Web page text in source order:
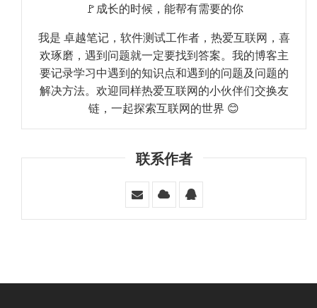
🚩成长的时候，能帮有需要的你
我是 卓越笔记，软件测试工作者，热爱互联网，喜
欢琢磨，遇到问题就一定要找到答案。我的博客主
要记录学习中遇到的知识点和遇到的问题及问题的
解决方法。欢迎同样热爱互联网的小伙伴们交换友
链，一起探索互联网的世界 😊
联系作者